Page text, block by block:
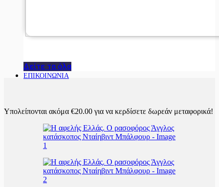
Δείτε τα όλα
ΕΠΙΚΟΙΝΩΝΙΑ
Υπολείπονται ακόμα €20.00 για να κερδίσετε δωρεάν μεταφορικά!